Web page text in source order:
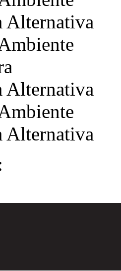
Alternativa
Alternativa
Alternativa